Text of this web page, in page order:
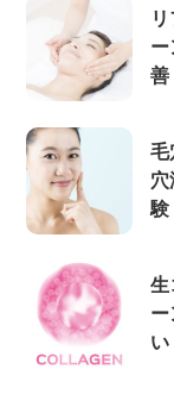
ー
善
毛
穴
験
生
ー
い